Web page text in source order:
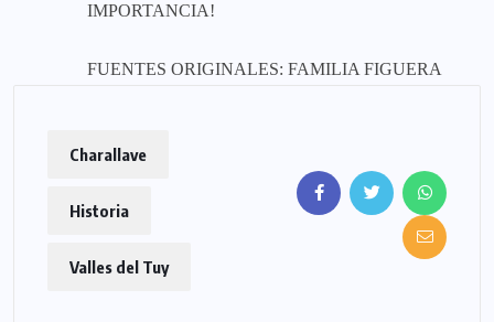
IMPORTANCIA!
FUENTES ORIGINALES: FAMILIA FIGUERA
Charallave
Historia
Valles del Tuy